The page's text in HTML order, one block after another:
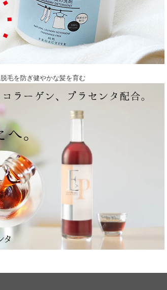
毛を防ぎ健やかな髪を育む